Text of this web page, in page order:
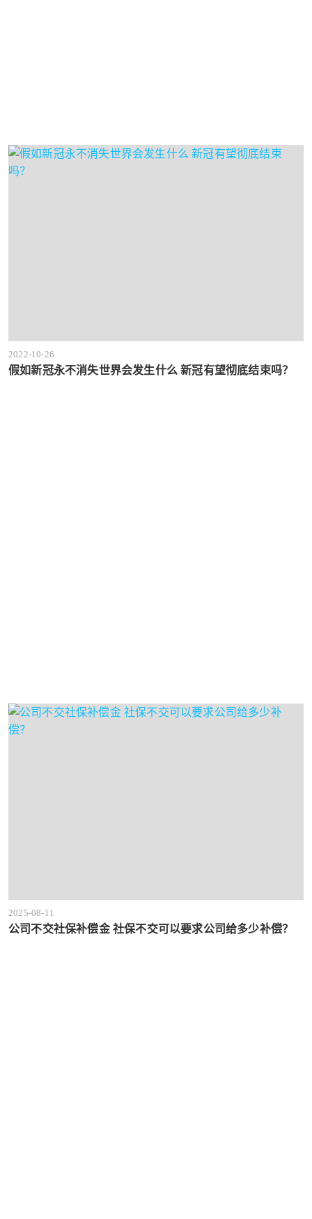
2022-10-26
假如新冠永不消失世界会发生什么 新冠有望彻底结束吗？
2025-08-11
公司不交社保补偿金 社保不交可以要求公司给多少补偿？